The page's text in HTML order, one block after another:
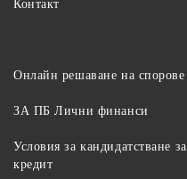
Контакт
Онлайн решаване на спорове
ЗА ПБ Лични финанси
Условия за кандидатстване за
кредит